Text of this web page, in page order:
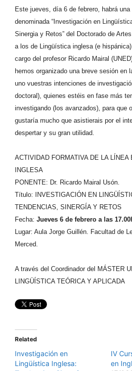
Este jueves, día 6 de febrero, habrá
denominada “Investigación en
Sinergia y Retos” del Doctorado de
a los de Lingüística inglesa (e
cargo del profesor Ricardo Mairal
hemos organizado una breve sesión en
uno vuestras intenciones de
doctoral), quienes estéis en fase más
investigando (los avanzados), para que
gustaría mucho que asistierais por el
despertar y su gran utilidad.
ACTIVIDAD FORMATIVA DE LA LÍNEA
INGLESA
PONENTE: Dr. Ricardo Mairal Usón.
Título: INVESTIGACIÓN EN
TENDENCIAS, SINERGÍA Y RETOS
Fecha: Jueves 6 de febrero a las
Lugar: Aula Jorge Guillén. Facultad de
Merced.
A través del Coordinador del MÁSTER
LINGÜÍSTICA TEÓRICA Y APLICADA
Related
Investigación en
Lingüística Inglesa:
IV
en